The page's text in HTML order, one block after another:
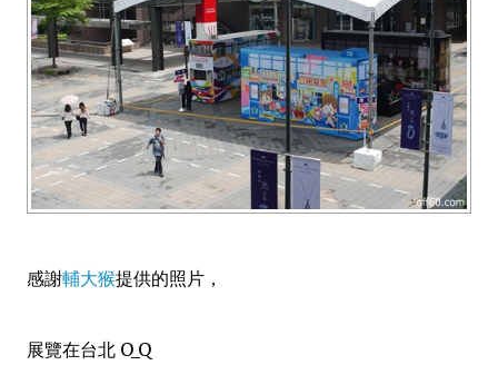
感謝輔大猴提供的照片，
展覽在台北 O_Q